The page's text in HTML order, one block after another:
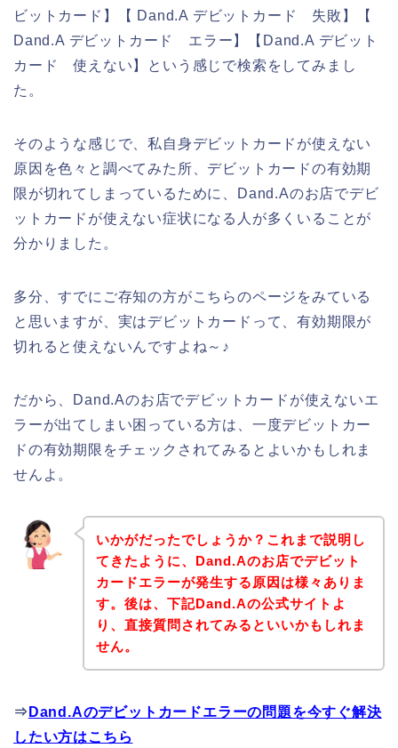
ビットカード】【 Dand.A デビットカード 失敗】【
Dand.A デビットカード エラー】【Dand.A デビット
カード 使えない】という感じで検索をしてみまし
た。
そのような感じで、私自身デビットカードが使えない
原因を色々と調べてみた所、デビットカードの有効期
限が切れてしまっているために、Dand.Aのお店でデビ
ットカードが使えない症状になる人が多くいることが
分かりました。
多分、すでにご存知の方がこちらのページをみている
と思いますが、実はデビットカードって、有効期限が
切れると使えないんですよね～♪
だから、Dand.Aのお店でデビットカードが使えないエ
ラーが出てしまい困っている方は、一度デビットカー
ドの有効期限をチェックされてみるとよいかもしれま
せんよ。
いかがだったでしょうか？これまで説明し
てきたように、Dand.Aのお店でデビット
カードエラーが発生する原因は様々ありま
す。後は、下記Dand.Aの公式サイトよ
り、直接質問されてみるといいかもしれま
せん。
⇒ Dand.Aのデビットカードエラーの問題を今すぐ解決
したい方はこちら